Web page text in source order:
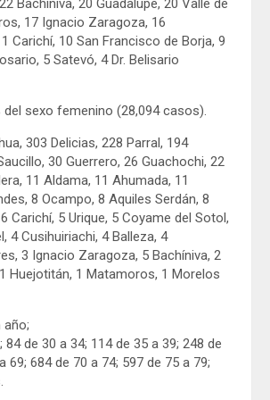
17 Ignacio Zaragoza, 16
Carichí, 10 San Francisco de Borja, 9
5 Satevó, 4 Dr. Belisario
sexo femenino (28,094 casos).
303 Delicias, 228 Parral, 194
30 Guerrero, 26 Guachochi, 22
11 Aldama, 11 Ahumada, 11
8 Ocampo, 8 Aquiles Serdán, 8
Carichí, 5 Urique, 5 Coyame del Sotol,
4 Cusihuiriachi, 4 Balleza, 4
3 Ignacio Zaragoza, 5 Bachíniva, 2
Huejotitán, 1 Matamoros, 1 Morelos
de 30 a 34; 114 de 35 a 39; 248 de
69; 684 de 70 a 74; 597 de 75 a 79;